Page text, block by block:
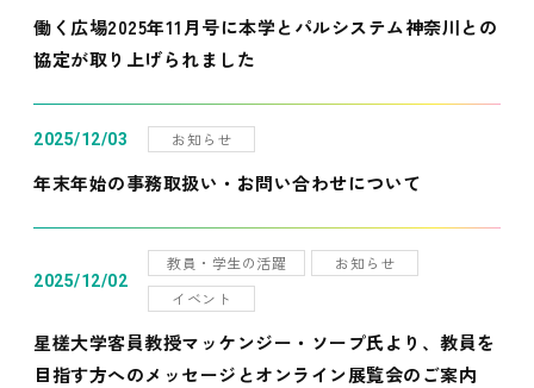
働く広場2025年11月号に本学とパルシステム神奈川との
協定が取り上げられました
2025/12/03 お知らせ
年末年始の事務取扱い・お問い合わせについて
2025/12/02
教員・学生の活躍
お知らせ
イベント
星槎大学客員教授マッケンジー・ソープ氏より、教員を
目指す方へのメッセージとオンライン展覧会のご案内